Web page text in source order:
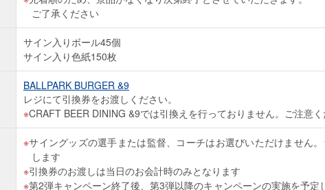
ご了承ください
サイン入りボール45個
サイン入り色紙150枚
BALLPARK BURGER &9
レジにて引換券をお渡しください。
CRAFT BEER DINING &9では引換えを行っておりません。ご注意
サイングッズの選手または監督、コーチはお選びいただけません
します
引換券のお渡しは当日のお会計時のみとなります
第2弾キャンペーン終了後、第3弾以降のキャンペーンの実施を予定